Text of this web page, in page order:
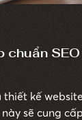
chuẩn
kế
sẽ cung